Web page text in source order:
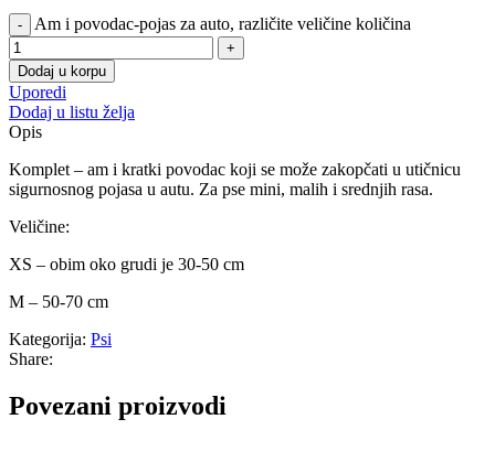
Am i povodac-pojas za auto, različite veličine količina
Dodaj u korpu
Uporedi
Dodaj u listu želja
Opis
Komplet – am i kratki povodac koji se može zakopčati u utičnicu
sigurnosnog pojasa u autu. Za pse mini, malih i srednjih rasa.
Veličine:
XS – obim oko grudi je 30-50 cm
M – 50-70 cm
Kategorija: Psi
Share:
Povezani proizvodi